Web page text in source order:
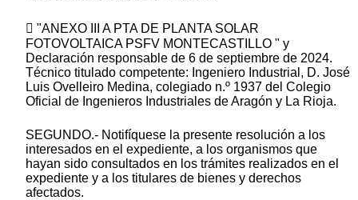
 "ANEXO III A PTA DE PLANTA SOLAR
FOTOVOLTAICA PSFV MONTECASTILLO " y
Declaración responsable de 6 de septiembre de 2024.
Técnico titulado competente: Ingeniero Industrial, D. José
Luis Ovelleiro Medina, colegiado n.º 1937 del Colegio
Oficial de Ingenieros Industriales de Aragón y La Rioja.
SEGUNDO.- Notifíquese la presente resolución a los
interesados en el expediente, a los organismos que
hayan sido consultados en los trámites realizados en el
expediente y a los titulares de bienes y derechos
afectados.